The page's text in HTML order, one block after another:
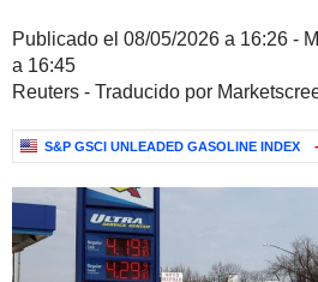
Publicado el 08/05/2026 a 16:26 -
a 16:45
Reuters - Traducido por
S&P GSCI UNLEADED GASOLINE INDEX